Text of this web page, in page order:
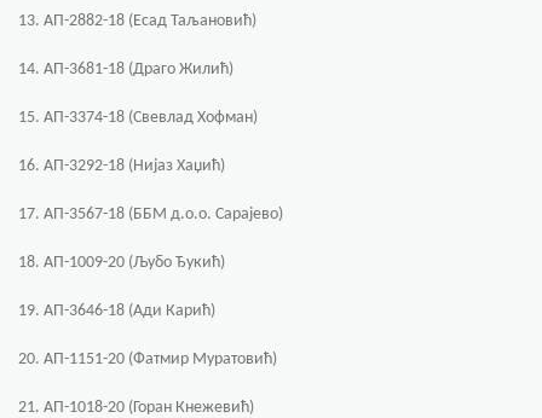
13. АП-2882-18 (Есад Таљановић)
14. АП-3681-18 (Драго Жилић)
15. АП-3374-18 (Свевлад Хофман)
16. АП-3292-18 (Нијаз Хаџић)
17. АП-3567-18 (ББМ д.о.о. Сарајево)
18. АП-1009-20 (Љубо Ђукић)
19. АП-3646-18 (Ади Карић)
20. АП-1151-20 (Фатмир Муратовић)
21. АП-1018-20 (Горан Кнежевић)